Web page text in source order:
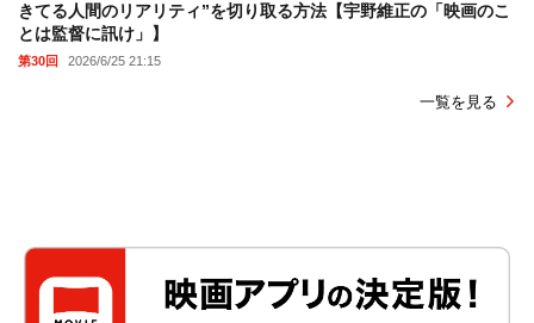
きてる人間のリアリティ”を切り取る方法【宇野維正の「映画のこ
とは監督に訊け」】
第30回 2026/6/25 21:15
一覧を見る